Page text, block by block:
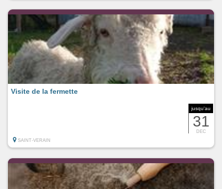
jusqu'au
31
DEC
Visite de la fermette
SAINT-VERAIN